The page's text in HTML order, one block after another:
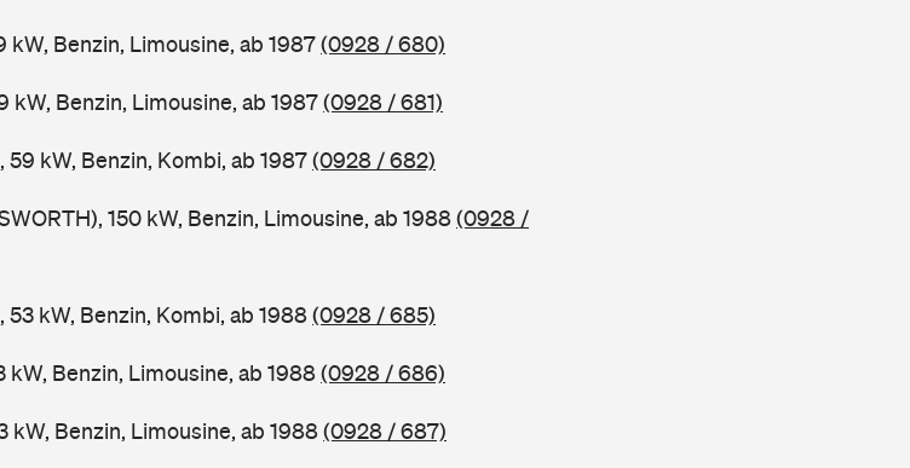
kW, Benzin, Limousine, ab 1987(0928 / 680)
kW, Benzin, Limousine, ab 1987(0928 / 681)
59 kW, Benzin, Kombi, ab 1987(0928 / 682)
150 kW, Benzin, Limousine, ab 1988(0928 /
53 kW, Benzin, Kombi, ab 1988(0928 / 685)
kW, Benzin, Limousine, ab 1988(0928 / 686)
kW, Benzin, Limousine, ab 1988(0928 / 687)